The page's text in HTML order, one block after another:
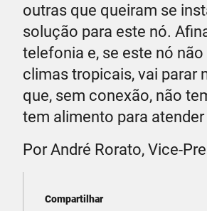
outras que queiram se
solução para este nó.
telefonia e, se este nó
climas tropicais, vai parar
que, sem conexão, não
tem alimento para
Por André Rorato, Vice-
Compartilhar